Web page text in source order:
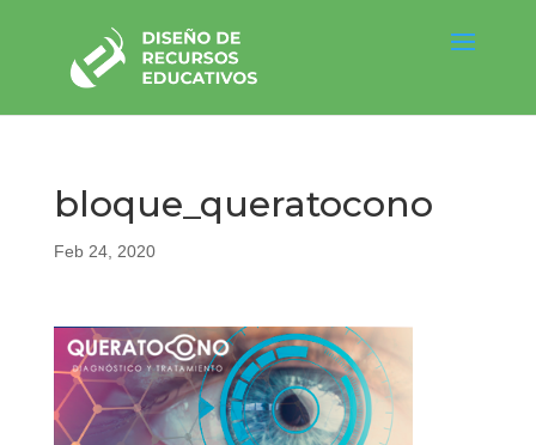
bloque_queratocono
Feb 24, 2020